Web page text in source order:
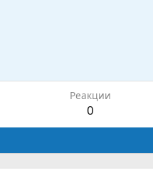
Реакции
0